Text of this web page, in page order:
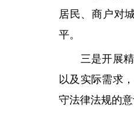
居民、商户对
平。
三是开展精
以及实际需求
守法律法规的